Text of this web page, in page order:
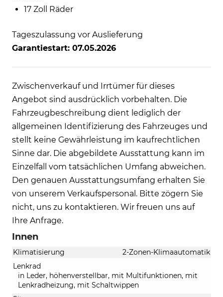
17 Zoll Räder
Tageszulassung vor Auslieferung
Garantiestart: 07.05.2026
Zwischenverkauf und Irrtümer für dieses
Angebot sind ausdrücklich vorbehalten. Die
Fahrzeugbeschreibung dient lediglich der
allgemeinen Identifizierung des Fahrzeuges und
stellt keine Gewährleistung im kaufrechtlichen
Sinne dar. Die abgebildete Ausstattung kann im
Einzelfall vom tatsächlichen Umfang abweichen.
Den genauen Ausstattungsumfang erhalten Sie
von unserem Verkaufspersonal. Bitte zögern Sie
nicht, uns zu kontaktieren. Wir freuen uns auf
Ihre Anfrage.
Innen
Klimatisierung
2-Zonen-Klimaautomatik
Lenkrad
in Leder, höhenverstellbar, mit Multifunktionen, mit
Lenkradheizung, mit Schaltwippen